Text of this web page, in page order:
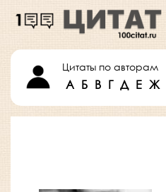
Цитаты по авторам
А Б В Г Д Е Ж